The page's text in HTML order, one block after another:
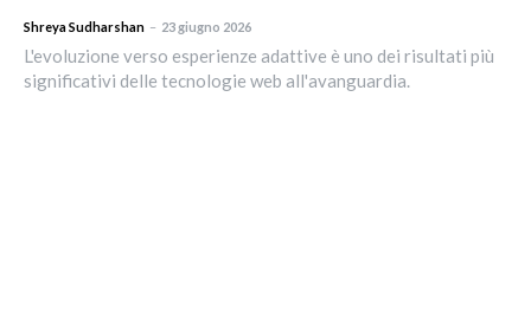
Shreya Sudharshan – 23 giugno 2026
L'evoluzione verso esperienze adattive è uno dei risultati più
significativi delle tecnologie web all'avanguardia.